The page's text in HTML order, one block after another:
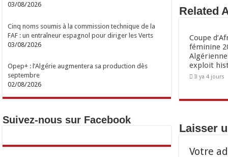
Related
Coupe
féminine
exploit
Il ya 4 jours
Laisser
Votre
03/08/2026
Cinq noms soumis à la commission technique de la
FAF : un entraîneur espagnol pour diriger les Verts
03/08/2026
Opep+ : l’Algérie augmentera sa production dès
septembre
02/08/2026
Suivez-nous sur Facebook